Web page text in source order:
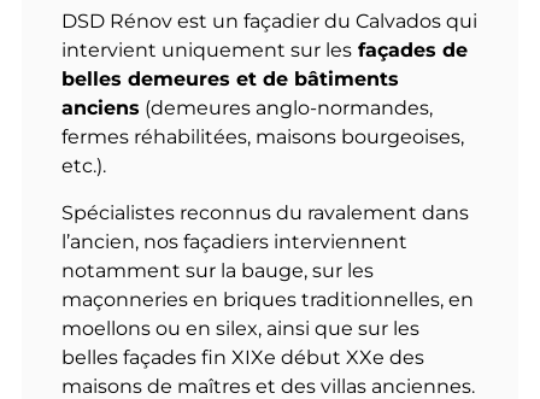
DSD Rénov est un façadier du Calvados qui
intervient uniquement sur lesfaçades de
belles demeures et de bâtiments
anciens (demeures anglo-normandes,
fermes réhabilitées, maisons bourgeoises,
etc.).
Spécialistes reconnus du ravalement dans
l’ancien, nos façadiers interviennent
notamment sur la bauge, sur les
maçonneries en briques traditionnelles, en
moellons ou en silex, ainsi que sur les
belles façades fin XIXe début XXe des
maisons de maîtres et des villas anciennes.